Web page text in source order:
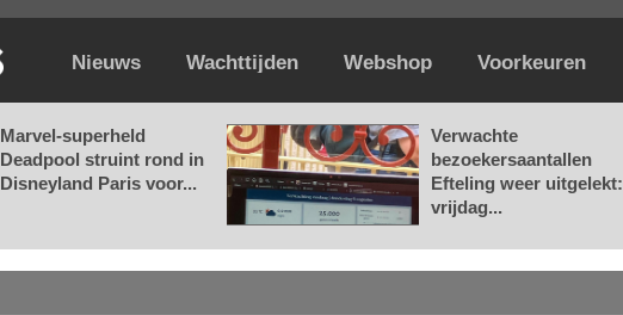
Nieuws Wachttijden Webshop Voorkeuren
Marvel-superheld
Deadpool struint rond in
Disneyland Paris voor...
Verwachte
bezoekersaantallen
Efteling weer uitgelekt:
vrijdag...